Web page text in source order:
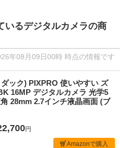
いるデジタルカメラの商
年08月09日00時 時点の情報です
ック) PIXPRO 使いやすい ズ
16MP デジタルカメラ 光学5
28mm 2.7インチ液晶画面 (ブ
円
Amazonで購入